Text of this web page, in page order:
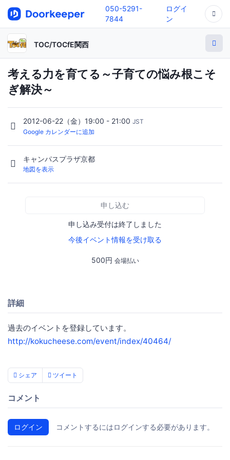
050-5291-
7844
ログイ
ン
TOC/TOCfE関西
考える力を育てる～子育ての悩み根こそ
ぎ解決～
2012-06-22（金）19:00 - 21:00 JST
Google カレンダーに追加
キャンパスプラザ京都
地図を表示
申し込む
申し込み受付は終了しました
今後イベント情報を受け取る
500円 会場払い
詳細
過去のイベントを登録しています。
http://kokucheese.com/event/index/40464/
シェア ツイート
コメント
ログイン コメントするにはログインする必要があります。